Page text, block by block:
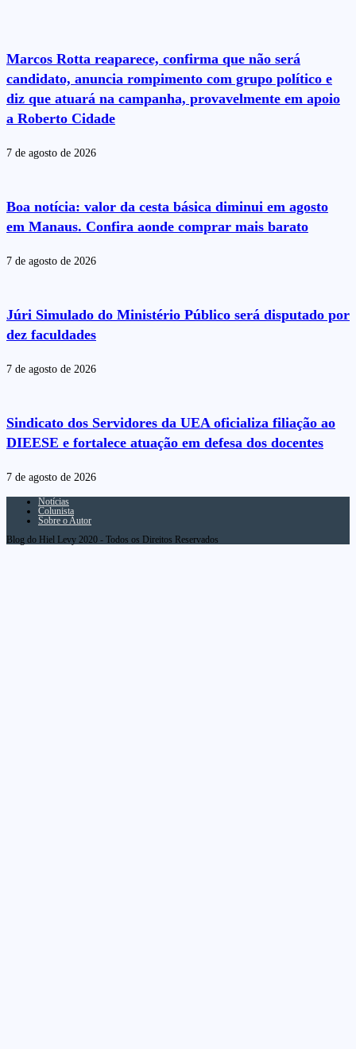
Marcos Rotta reaparece, confirma que não será
candidato, anuncia rompimento com grupo político e
diz que atuará na campanha, provavelmente em apoio
a Roberto Cidade
7 de agosto de 2026
Boa notícia: valor da cesta básica diminui em agosto
em Manaus. Confira aonde comprar mais barato
7 de agosto de 2026
Júri Simulado do Ministério Público será disputado por
dez faculdades
7 de agosto de 2026
Sindicato dos Servidores da UEA oficializa filiação ao
DIEESE e fortalece atuação em defesa dos docentes
7 de agosto de 2026
Notícias
Colunista
Sobre o Autor
Blog do Hiel Levy 2020 - Todos os Direitos Reservados